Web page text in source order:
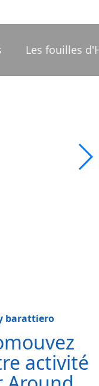
Les fouilles
activité